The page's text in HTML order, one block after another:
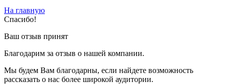
На главную
Спасибо!
Ваш отзыв принят
Благодарим за отзыв о нашей компании.
Мы будем Вам благодарны, если найдете возможность
рассказать о нас более широкой аудитории.